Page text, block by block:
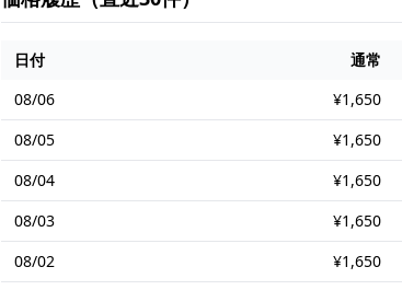
日付 通常
08/06
¥1,650
08/05
¥1,650
08/04
¥1,650
08/03
¥1,650
08/02
¥1,650